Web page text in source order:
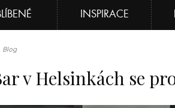
INSPIRACE
Blog
v Helsinkách se